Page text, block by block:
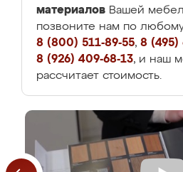
материалов Вашей
позвоните нам по
8 (800) 511-89-55, 8 (495)
8 (926) 409-68-13, и наш
рассчитает стоимость.